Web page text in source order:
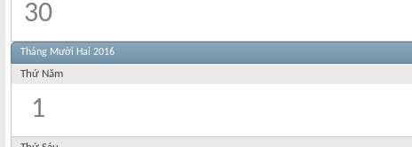
30
Tháng Mười Hai 2016
Thứ Năm
1